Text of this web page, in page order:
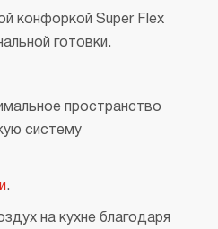
конфоркой Super Flex
готовки.
пространство
систему
.
на кухне благодаря